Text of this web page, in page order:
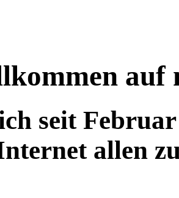
auf
seit
allen